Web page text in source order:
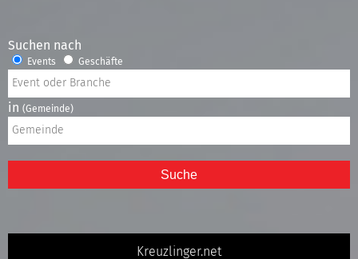
Suchen nach
Events Geschäfte
in (Gemeinde)
Suche
Kreuzlinger.net